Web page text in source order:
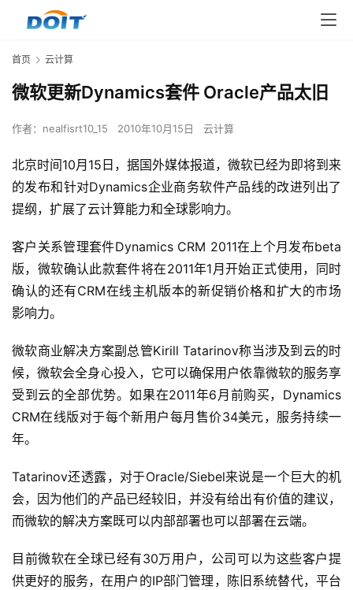
首页 云计算
微软更新Dynamics套件 Oracle产品太旧
作者： nealfisrt10_15 2010年10月15日 云计算
北京时间10月15日，据国外媒体报道，微软已经为即将到来
的发布和针对Dynamics企业商务软件产品线的改进列出了
提纲，扩展了云计算能力和全球影响力。
客户关系管理套件Dynamics CRM 2011在上个月发布beta
版，微软确认此款套件将在2011年1月开始正式使用，同时
确认的还有CRM在线主机版本的新促销价格和扩大的市场
影响力。
微软商业解决方案副总管Kirill Tatarinov称当涉及到云的时
候，微软会全身心投入，它可以确保用户依靠微软的服务享
受到云的全部优势。如果在2011年6月前购买，Dynamics
CRM在线版对于每个新用户每月售价34美元，服务持续一
年。
Tatarinov还透露，对于Oracle/Siebel来说是一个巨大的机
会，因为他们的产品已经较旧，并没有给出有价值的建议，
而微软的解决方案既可以内部部署也可以部署在云端。
目前微软在全球已经有30万用户，公司可以为这些客户提
供更好的服务，在用户的IP部门管理，陈旧系统替代，平台